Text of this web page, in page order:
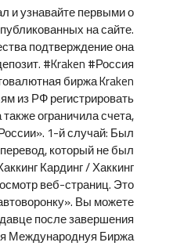
и узнавайте первыми о
на сайте.
подтверждение она
#Kraken #Россия
биржа Kraken
из РФ регистрировать
ограничила счета,
1-й случай: Был
который не был
Кардинг / Хаккинг
веб-страниц. Это
Вы можете
после завершения
Международнуя Биржа